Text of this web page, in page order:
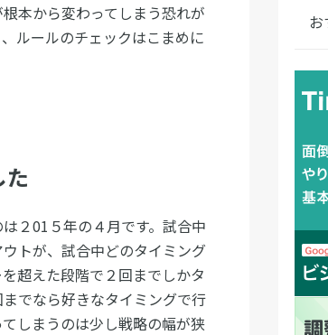
本から変わってしまう恐れが
ルールのチェックはこまめに
２01５年の４月です。試合中
トが、試合中どのタイミング
超えた段階で２回までしかタ
でなら好きなタイミングで行
しまうのは少し戦略の幅が狭
お